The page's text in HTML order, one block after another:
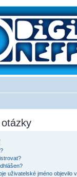
uživatelské jméno objevilo